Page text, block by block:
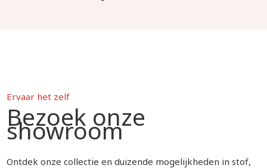
Ervaar het zelf
Bezoek onze
showroom
Ontdek onze collectie en duizende mogelijkheden in stof,